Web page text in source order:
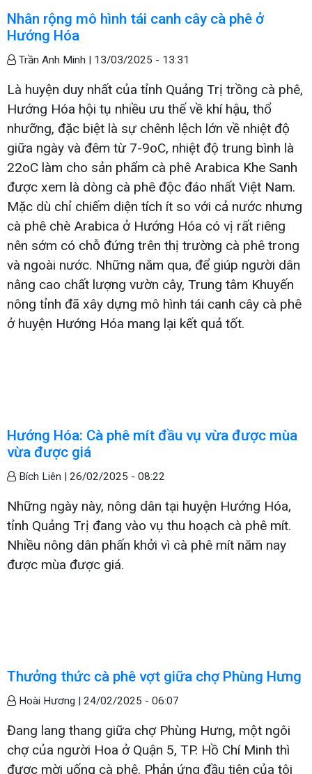
Nhân rộng mô hình tái canh cây cà phê ở
Hướng Hóa
Trần Anh Minh | 13/03/2025 - 13:31
Là huyện duy nhất của tỉnh Quảng Trị trồng cà phê,
Hướng Hóa hội tụ nhiều ưu thế về khí hậu, thổ
nhưỡng, đặc biệt là sự chênh lệch lớn về nhiệt độ
giữa ngày và đêm từ 7-9oC, nhiệt độ trung bình là
22oC làm cho sản phẩm cà phê Arabica Khe Sanh
được xem là dòng cà phê độc đáo nhất Việt Nam.
Mặc dù chỉ chiếm diện tích ít so với cả nước nhưng
cà phê chè Arabica ở Hướng Hóa có vị rất riêng
nên sớm có chỗ đứng trên thị trường cà phê trong
và ngoài nước. Những năm qua, để giúp người dân
nâng cao chất lượng vườn cây, Trung tâm Khuyến
nông tỉnh đã xây dựng mô hình tái canh cây cà phê
ở huyện Hướng Hóa mang lại kết quả tốt.
Hướng Hóa: Cà phê mít đầu vụ vừa được mùa
vừa được giá
Bích Liên | 26/02/2025 - 08:22
Những ngày này, nông dân tại huyện Hướng Hóa,
tỉnh Quảng Trị đang vào vụ thu hoạch cà phê mít.
Nhiều nông dân phấn khởi vì cà phê mít năm nay
được mùa được giá.
Thưởng thức cà phê vợt giữa chợ Phùng Hưng
Hoài Hương | 24/02/2025 - 06:07
Đang lang thang giữa chợ Phùng Hưng, một ngôi
chợ của người Hoa ở Quận 5, TP. Hồ Chí Minh thì
được mời uống cà phê. Phản ứng đầu tiên của tôi